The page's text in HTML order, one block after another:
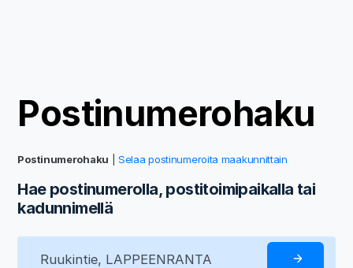
Postinumerohaku
Postinumerohaku |Selaa postinumeroita maakunnittain
Hae postinumerolla, postitoimipaikalla tai
kadunnimellä